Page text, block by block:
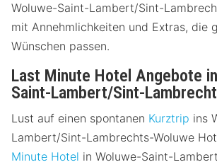
Woluwe-Saint-Lambert/Sint-
mit Annehmlichkeiten und Extras, die
Wünschen passen.
Last Minute Hotel Angebote
Saint-Lambert/Sint-
Lust auf einen spontanen Kurztrip ins
Lambert/Sint-Lambrechts-Woluwe
Minute Hotel in Woluwe-Saint-